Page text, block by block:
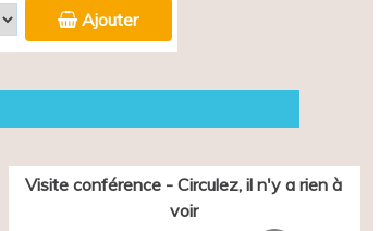
Ajouter
Visite conférence - Circulez, il n'y a rien à
voir